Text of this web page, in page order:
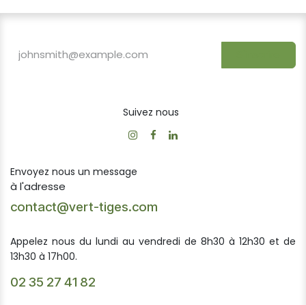
Suivez nous
Envoyez nous un message
à l'adresse
contact@vert-tiges.com
Appelez nous du lundi au vendredi de 8h30 à 12h30 et de
13h30 à 17h00.
02 35 27 41 82